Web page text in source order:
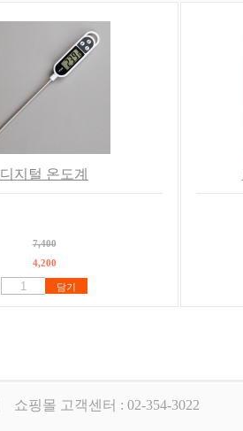
디지털 온도계
7,400
4,200
담기
쇼핑몰 고객센터 : 02-354-3022